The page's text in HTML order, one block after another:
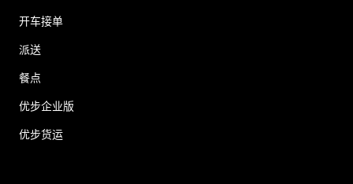
开车接单
派送
餐点
优步企业版
优步货运